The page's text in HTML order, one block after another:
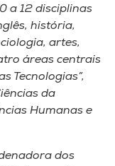
a 12 disciplinas
história,
artes,
áreas centrais
Tecnologias”,
da
Humanas e
dos